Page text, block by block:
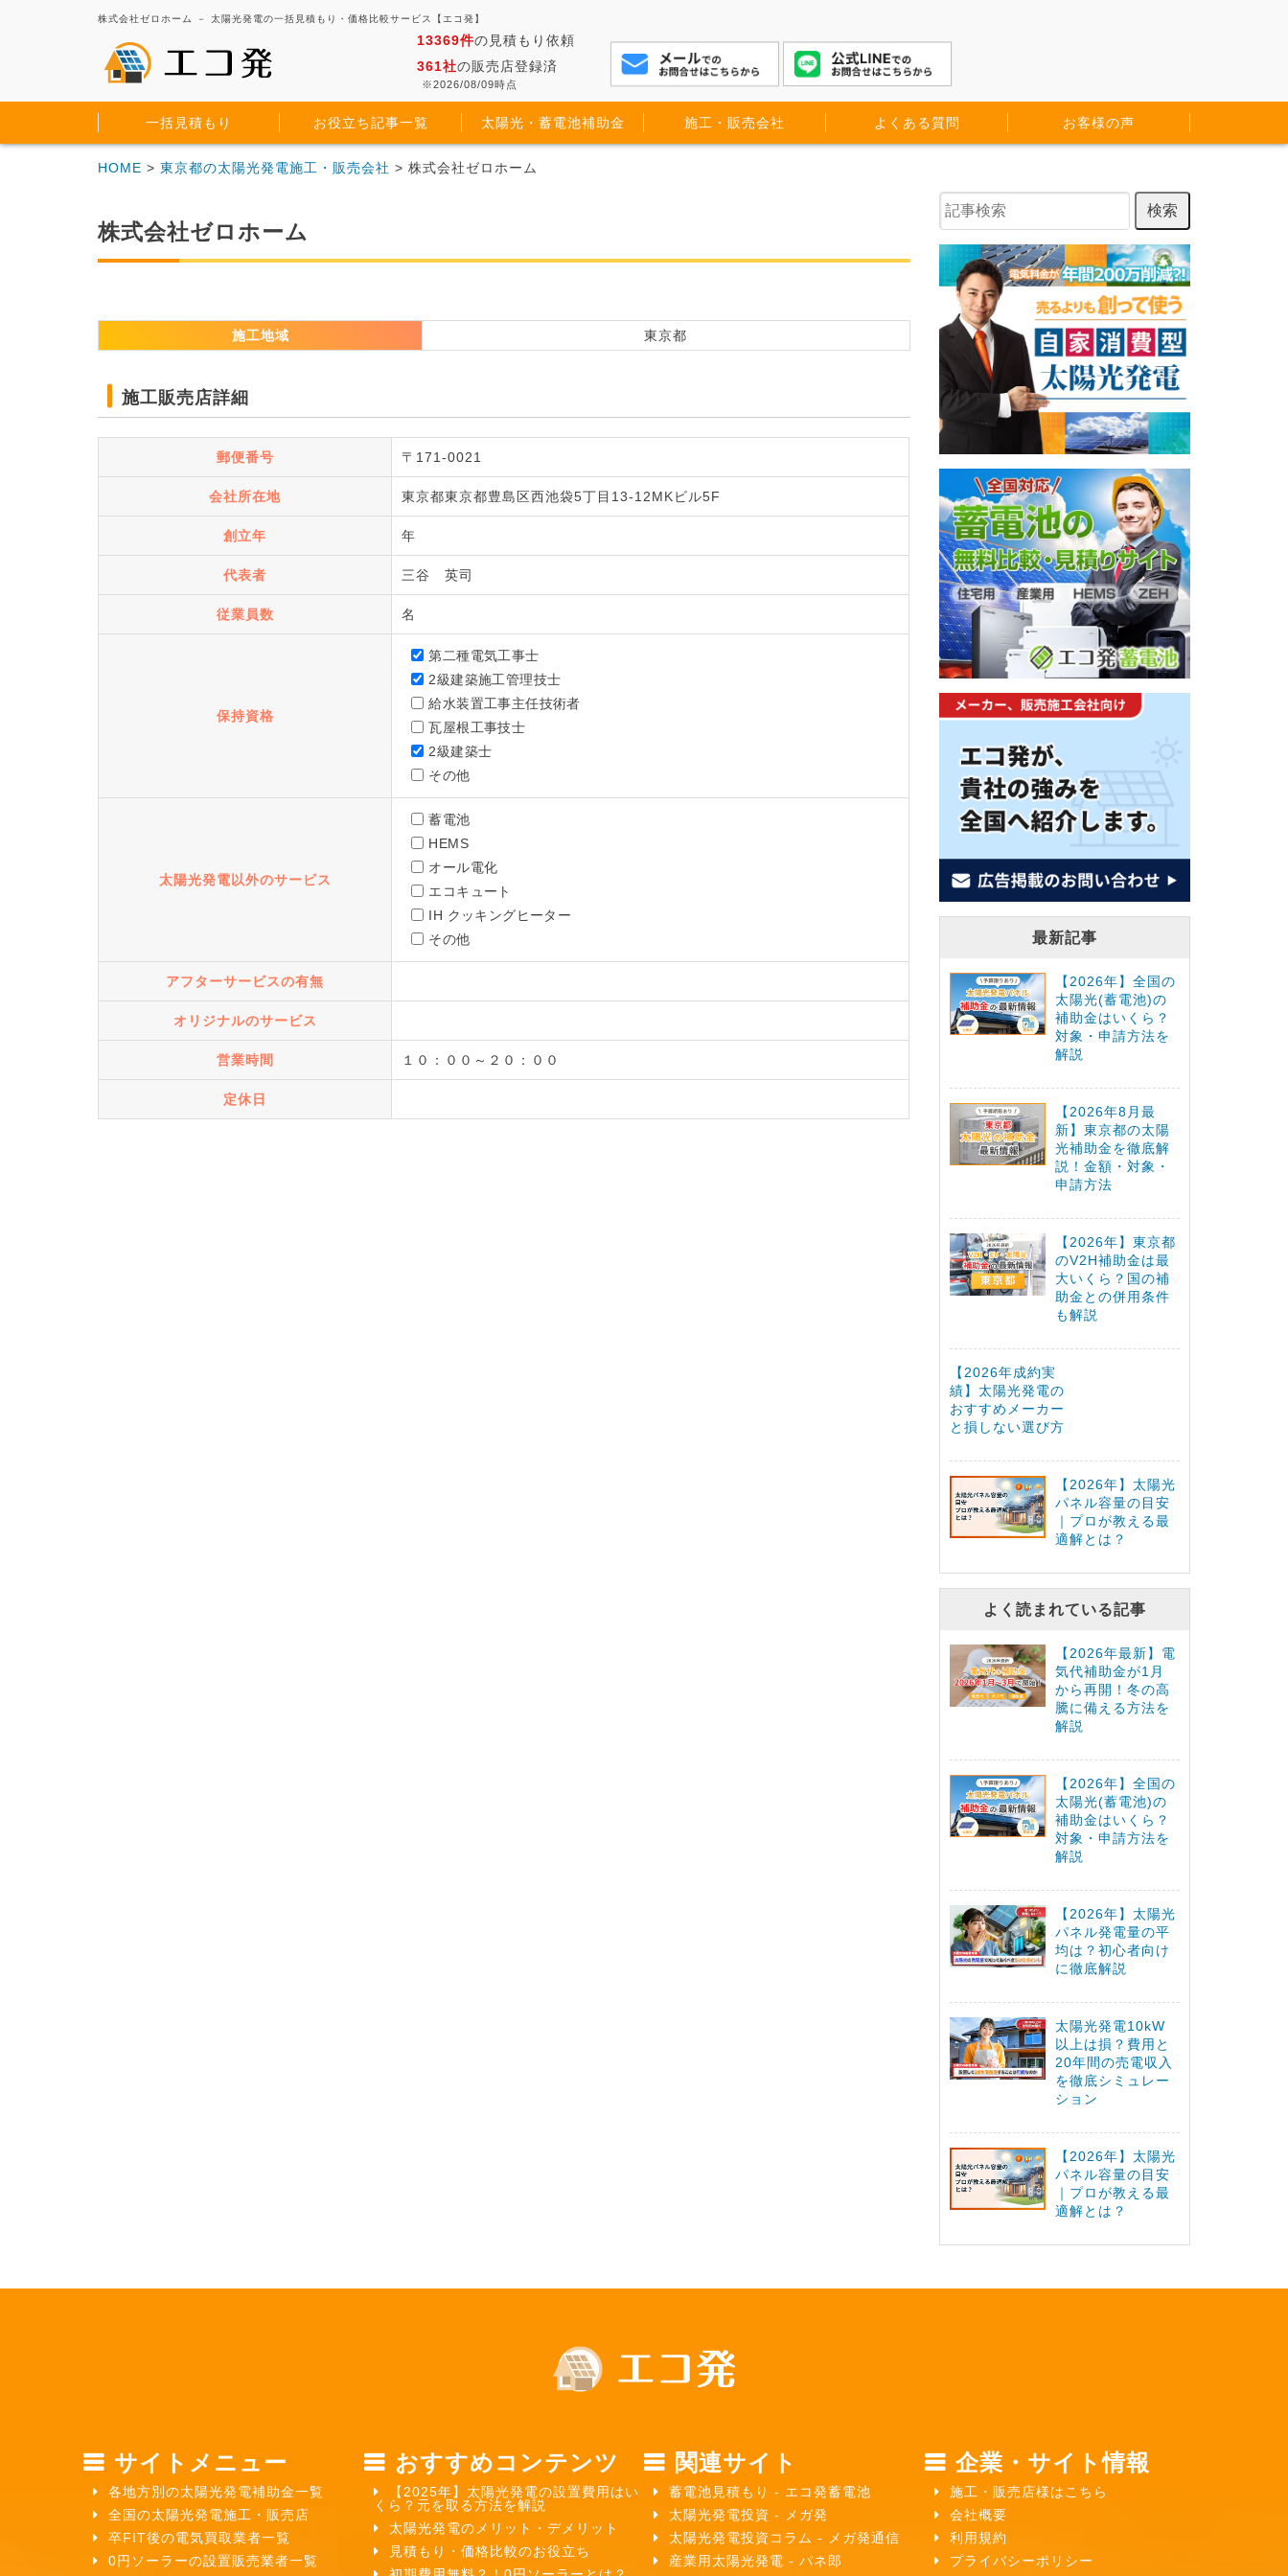
株式会社ゼロホーム － 太陽光発電の一括見積もり・価格比較サービス【エコ発】
13369件の見積もり依頼
361社の販売店登録済
※2026/08/09時点
一括見積もり お役立ち記事一覧 太陽光・蓄電池補助金 施工・販売会社 よくある質問 お客様の声
HOME > 東京都の太陽光発電施工・販売会社 > 株式会社ゼロホーム
株式会社ゼロホーム
施工地域 東京都
施工販売店詳細
郵便番号 〒171-0021
会社所在地 東京都東京都豊島区西池袋5丁目13-12MKビル5F
創立年 年
代表者 三谷 英司
従業員数 名
保持資格
第二種電気工事士
2級建築施工管理技士
給水装置工事主任技術者
瓦屋根工事技士
2級建築士
その他
太陽光発電以外のサービス
蓄電池
HEMS
オール電化
エコキュート
IH クッキングヒーター
その他
アフターサービスの有無
オリジナルのサービス
営業時間 １０：００～２０：００
定休日
最新記事
【2026年】全国の
太陽光(蓄電池)の
補助金はいくら？
対象・申請方法を
解説
【2026年8月最
新】東京都の太陽
光補助金を徹底解
説！金額・対象・
申請方法
【2026年】東京都
のV2H補助金は最
大いくら？国の補
助金との併用条件
も解説
【2026年成約実
績】太陽光発電の
おすすめメーカー
と損しない選び方
【2026年】太陽光
パネル容量の目安
｜プロが教える最
適解とは？
よく読まれている記事
【2026年最新】電
気代補助金が1月
から再開！冬の高
騰に備える方法を
解説
【2026年】全国の
太陽光(蓄電池)の
補助金はいくら？
対象・申請方法を
解説
【2026年】太陽光
パネル発電量の平
均は？初心者向け
に徹底解説
太陽光発電10kW
以上は損？費用と
20年間の売電収入
を徹底シミュレー
ション
【2026年】太陽光
パネル容量の目安
｜プロが教える最
適解とは？
サイトメニュー
各地方別の太陽光発電補助金一覧
全国の太陽光発電施工・販売店
卒FIT後の電気買取業者一覧
0円ソーラーの設置販売業者一覧
おすすめコンテンツ
【2025年】太陽光発電の設置費用はい
くら？元を取る方法を解説
太陽光発電のメリット・デメリット
見積もり・価格比較のお役立ち
関連サイト
蓄電池見積もり - エコ発蓄電池
太陽光発電投資 - メガ発
太陽光発電投資コラム - メガ発通信
産業用太陽光発電 - パネ郎
企業・サイト情報
施工・販売店様はこちら
会社概要
利用規約
プライバシーポリシー